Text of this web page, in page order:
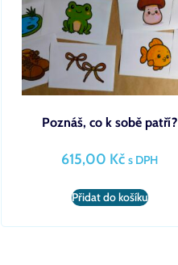
Poznáš, co k sobě patří?
615,00 Kč s DPH
Přidat do košíku